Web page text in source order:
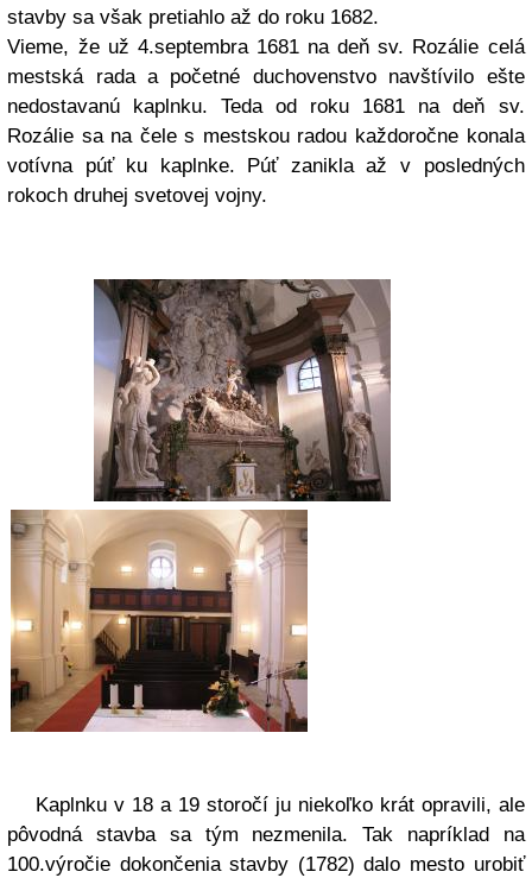
stavby sa však pretiahlo až do roku 1682.
Vieme, že už 4.septembra 1681 na deň sv. Rozálie celá
mestská rada a početné duchovenstvo navštívilo ešte
nedostavanú kaplnku. Teda od roku 1681 na deň sv.
Rozálie sa na čele s mestskou radou každoročne konala
votívna púť ku kaplnke. Púť zanikla až v posledných
rokoch druhej svetovej vojny.
Kaplnku v 18 a 19 storočí ju niekoľko krát opravili, ale
pôvodná stavba sa tým nezmenila. Tak napríklad na
100.výročie dokončenia stavby (1782) dalo mesto urobiť